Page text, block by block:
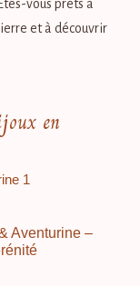
vous prêts à
et à découvrir
en
Aventurine –